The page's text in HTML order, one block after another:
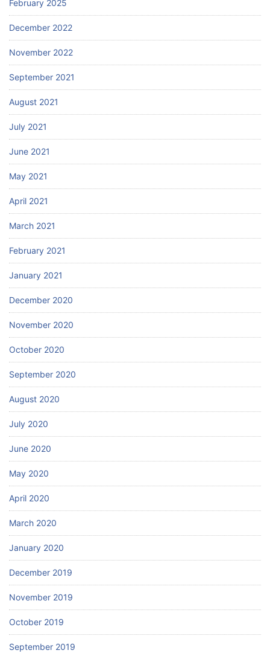
February 2025
December 2022
November 2022
September 2021
August 2021
July 2021
June 2021
May 2021
April 2021
March 2021
February 2021
January 2021
December 2020
November 2020
October 2020
September 2020
August 2020
July 2020
June 2020
May 2020
April 2020
March 2020
January 2020
December 2019
November 2019
October 2019
September 2019